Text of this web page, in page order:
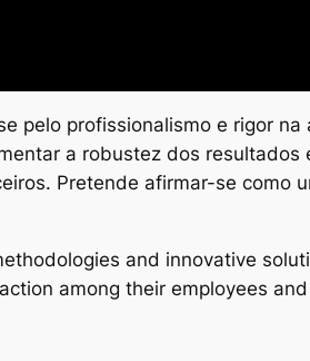
pelo profissionalismo e rigor na
a robustez dos resultados
Pretende afirmar-se como
and innovative
among their employees and